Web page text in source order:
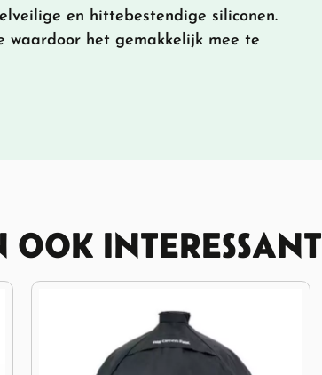
en hittebestendige siliconen.
het gemakkelijk mee te
OOK INTERESSANT